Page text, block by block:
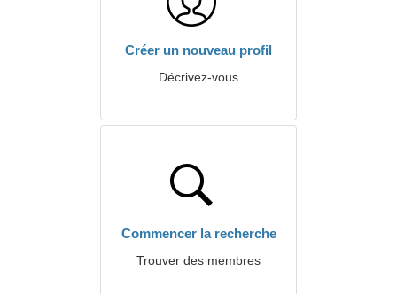
Créer un nouveau profil
Décrivez-vous
Commencer la recherche
Trouver des membres